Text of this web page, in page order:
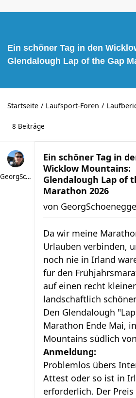
Ein schöner Tag in den
Glendalough Lap of the Gap
Startseite Laufsport-Foren
8 Beiträge
GeorgSchoenegger
Ein schöner Tag in
Wicklow Mountains:
Glendalough Lap of
Marathon 2026
von
Da wir meine
Urlauben verbinden,
noch nie in Irland
für den
auf einen recht
landschaftlich
Den Glendalough
Marathon Ende Mai,
Mountains südlich
Anmeldung:
Problemlos übers
Attest oder so ist in
erforderlich. Der